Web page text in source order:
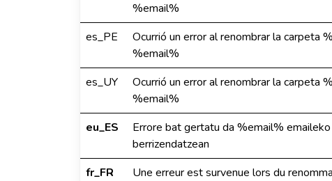
%email%
es_PE
Ocurrió un error al renombrar la
%email%
es_UY
Ocurrió un error al renombrar la
%email%
eu_ES
Errore bat gertatu da %email%
berrizendatzean
fr_FR
Une erreur est survenue lors du